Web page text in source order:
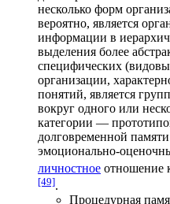
несколько форм
вероятно, является
информации в
выделения более
специфических
организации,
понятий, является
вокруг одного или
категории —
долговременной
эмоционально-
личностное отношение
[49].
Процедурная